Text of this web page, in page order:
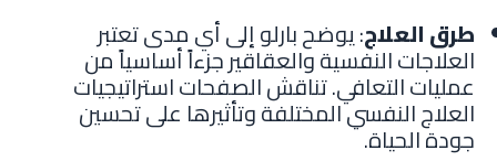
طرق العلاج: يوضح بارلو إلى أي مدى تعتبر
العلاجات النفسية والعقاقير جزءاً أساسياً من
عمليات التعافي. تناقش الصفحات استراتيجيات
العلاج النفسي المختلفة وتأثيرها على تحسين
جودة الحياة.